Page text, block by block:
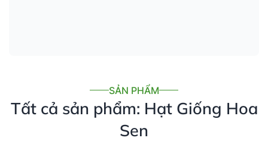
SẢN PHẨM
Tất cả sản phẩm: Hạt Giống Hoa
Sen